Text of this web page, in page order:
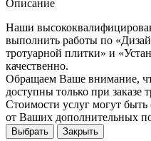
Описание
Наши
выполнить работы по
тротуарной плитки» и
качественно.
Обращаем Ваше внимание,
доступны только при заказе
Стоимости услуг могут быть
от Ваших дополнительных
Выбрать Закрыть